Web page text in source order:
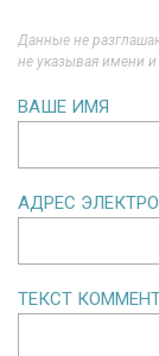
Данные не
не указывая имени
ВАШЕ ИМЯ
АДРЕС
ТЕКСТ